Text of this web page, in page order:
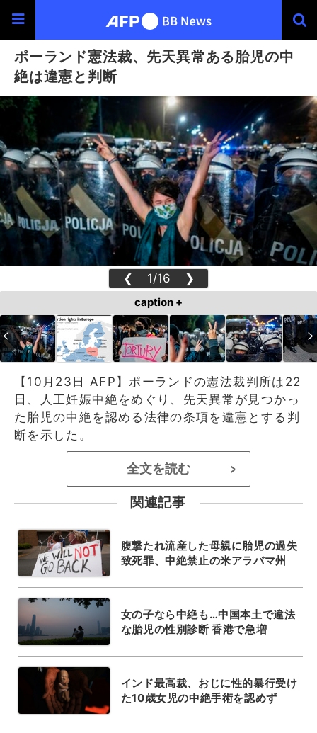
ポーランド憲法裁、先天異常ある胎児の中
絶は違憲と判断
❮ 1/16 ❯
caption +
【10月23日 AFP】ポーランドの憲法裁判所は22
日、人工妊娠中絶をめぐり、先天異常が見つかっ
た胎児の中絶を認める法律の条項を違憲とする判
断を示した。
全文を読む >
関連記事
腹撃たれ流産した母親に胎児の過失
致死罪、中絶禁止の米アラバマ州
女の子なら中絶も…中国本土で違法
な胎児の性別診断 香港で急増
インド最高裁、おじに性的暴行受け
た10歳女児の中絶手術を認めず